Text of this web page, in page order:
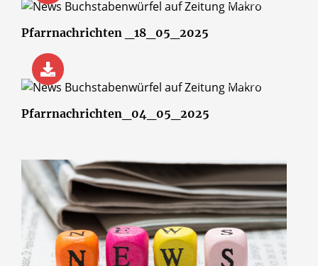
© wsf-sh/Shotshop.com
Pfarrnachrichten _18_05_2025
© wsf-sh/Shotshop.com
Pfarrnachrichten_04_05_2025